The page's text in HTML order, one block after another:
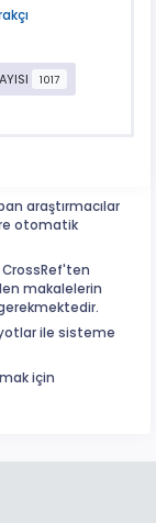
1017
araştırmacılar
otomatik
makalelerin
ile sisteme
için